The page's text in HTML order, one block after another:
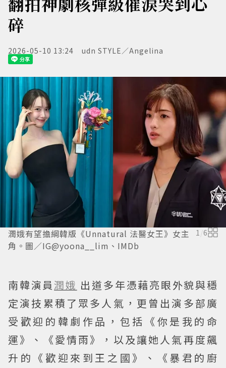
碎
2026-05-10 13:24 udn STYLE／Angelina
潤娥有望擔綱韓版《Unnatural 法醫女王》女主
角。圖／IG@yoona__lim、IMDb
1/6
南韓演員 潤娥 出道多年憑藉亮眼外貌與穩
定演技累積了眾多人氣，更曾出演多部廣
受歡迎的韓劇作品，包括《你是我的命
運》、《愛情雨》，以及讓她人氣再度飆
升的《歡迎來到王之國》、《暴君的廚